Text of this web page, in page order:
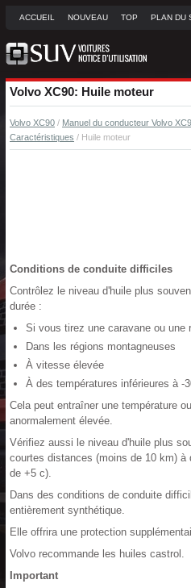
ACCUEIL NOUVEAU TOP PLAN DU
Volvo XC90: Huile moteur
Volvo XC90 / Manuel du conducteur Volvo
Caractéristiques / Huile moteur
Conditions de conduite difficiles
Contrôlez le niveau d'huile plus
durée :
Si vous tirez une caravane ou une
Dans les régions montagneuses
À vitesse élevée
À des températures inférieures à -
Cela peut entraîner une température
anormalement élevée.
Vérifiez aussi le niveau d'huile plus
courtes distances (moins de 10 km) à
de +5 c).
Dans des conditions de conduite
entièrement synthétique.
Elle offrira une protection
Volvo recommande les huiles castrol.
Important